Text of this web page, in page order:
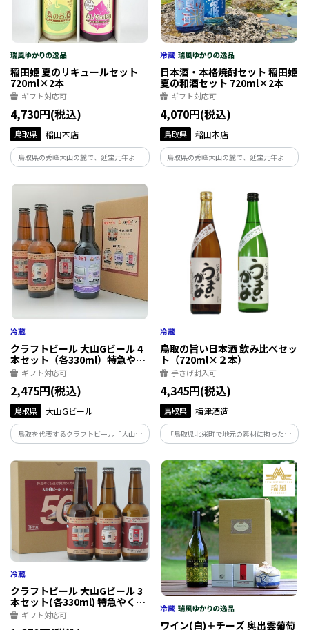
稲田姫 夏のリキュールセット
720ml×2本
ギフト対応可
4,730円(税込)
鳥取県 稲田本店
鳥取県の秀峰大山の麓で、延宝元年より
酒造りを行っている稲田本店が造った梨
果汁が贅沢に40％入ったジューシーな梨
のリキュールと赤しそエキスを贅沢に使
用した爽やかな飲み口の赤しそリキュー
ルのセットです。
日本酒・本格焼酎セット 稲田姫
夏の和酒セット 720ml×2本
ギフト対応可
4,070円(税込)
鳥取県 稲田本店
鳥取県の秀峰大山の麓で、延宝元年より
酒造りを行っている稲田本店が造った純
る純米酒とスッキリとした飲み口の米焼
酎が組み合わされた、暑い夏にピッタリ
の和酒セットです。
クラフトビール 大山Gビール 4
本セット（各330ml）特急やく
もオリジナルラベル
ギフト対応可
2,475円(税込)
鳥取県 大山Gビール
鳥取を代表するクラフトビール「大山Ｇ
ビール」とＪＲ西日本とのコラボ商品！
「特急やくも」運行開始50周年を記念し
て発売した3種に、新発売の「スーパーや
くも」ラベルビールを加えた4種のセット
です。
鳥取の旨い日本酒 飲み比べセッ
ト（720ml×２本）
手さげ封入可
4,345円(税込)
鳥取県 梅津酒造
「鳥取県北栄町で地元の素材に拘った酒
を手掛ける梅津酒造が造った、純米酒」
地元有志の集まり、「ジゲ酒の会」の皆
さんで仕込むお酒、うまいがな。芳醇な
原酒タイプと、スッと軽快な加水タイプ
の２種類です。
クラフトビール 大山Gビール 3
本セット(各330ml) 特急やくも
オリジナルラベル
ギフト対応可
ワイン(白)＋チーズ 奥出雲葡萄